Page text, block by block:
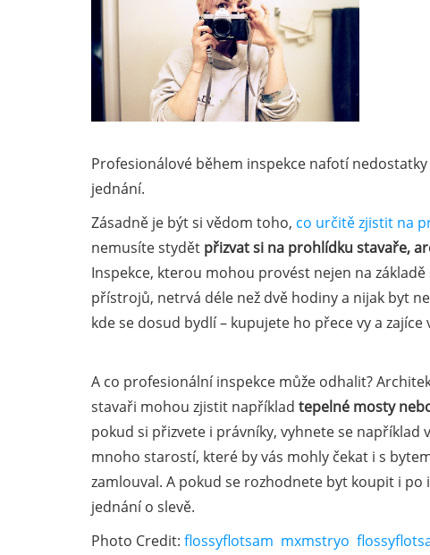
Profesionálové během inspekce nafotí
jednání.
Zásadně je být si vědom toho, co určitě zjistit na
nemusíte stydět přizvat si na prohlídku stavaře,
Inspekce, kterou mohou provést nejen na
přístrojů, netrvá déle než dvě hodiny a nijak byt
kde se dosud bydlí – kupujete ho přece vy a
A co profesionální inspekce může odhalit?
stavaři mohou zjistit například tepelné mosty
pokud si přizvete i právníky, vyhnete se
mnoho starostí, které by vás mohly čekat i s
zamlouval. A pokud se rozhodnete byt koupit i
jednání o slevě.
Photo Credit: flossyflotsam mxmstryo